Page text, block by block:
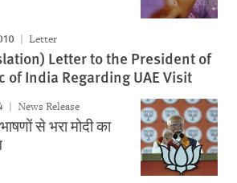
Letter
Letter to the President of
of India Regarding UAE Visit
News Release
से भरा मोदी का